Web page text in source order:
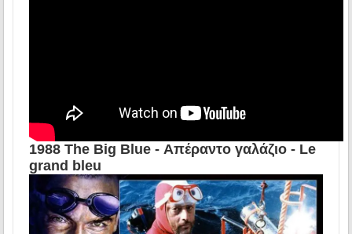
1988 The Big Blue - Απέραντο γαλάζιο - Le
grand bleu